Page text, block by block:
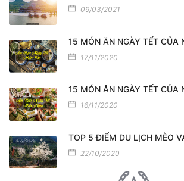
09/03/2021
15 MÓN ĂN NGÀY TẾT CỦA
17/11/2020
15 MÓN ĂN NGÀY TẾT CỦA
16/11/2020
TOP 5 ĐIỂM DU LỊCH MÈO
22/10/2020